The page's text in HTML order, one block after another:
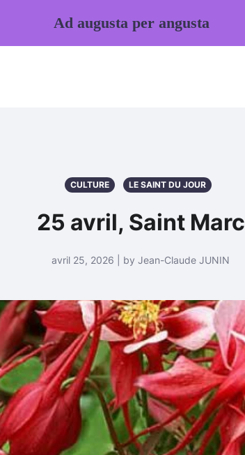
CULTURE LE SAINT DU JOUR
25 avril, Saint Marc
avril 25, 2026 | by Jean-Claude JUNIN
Ad augusta per angusta